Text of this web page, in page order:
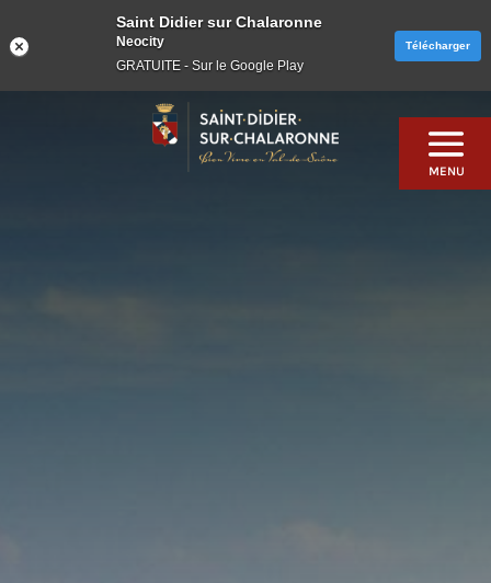
Saint Didier sur Chalaronne
Neocity
GRATUITE - Sur le Google Play
Télécharger